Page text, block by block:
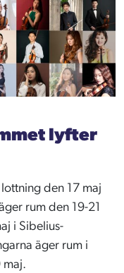
lyfter
den 17 maj
rum den 19-21
i Sibelius-
äger rum i
maj.